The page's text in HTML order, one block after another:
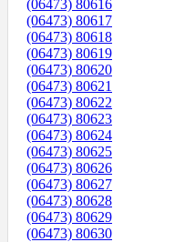
(06473) 80616
(06473) 80617
(06473) 80618
(06473) 80619
(06473) 80620
(06473) 80621
(06473) 80622
(06473) 80623
(06473) 80624
(06473) 80625
(06473) 80626
(06473) 80627
(06473) 80628
(06473) 80629
(06473) 80630